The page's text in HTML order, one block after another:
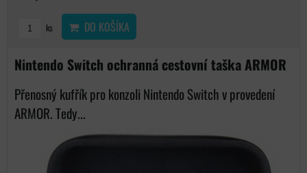
ks DO KOŠÍKA
Nintendo Switch ochranná cestovní taška ARMOR
Přenosný kufřík pro konzoli Nintendo Switch v provedení
ARMOR. Tedy...